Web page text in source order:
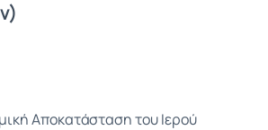
Αποκατάσταση του Ιερού